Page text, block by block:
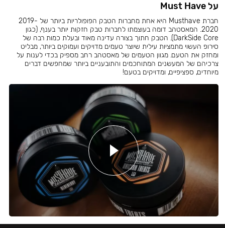
על Must Have
חברת Musthave היא אחת מחברות הטבק הפופולריות ביותר של 2019-
2020. המאסטהב דומה בעוצמתו לחברות טבק חזקות יותר בענף, (כגון
DarkSide Core). הטבק חתוך בצורה עדינה מאוד ובעלת כמות רבה של
סירופ העשוי מתמציות עילית שיוצר טעמים מדויקים ועמוקים ביותר, מבליט
ומחזק את הטעם. מגוון הטעמים של מאסטהב רחב מספיק בכדי לענות על
צרכיהם של המעשנים המתוחכמים והתובעניים ביותר שמחפשים דברים
מיוחדים, ספציפיים, ומדויקים בטעם!